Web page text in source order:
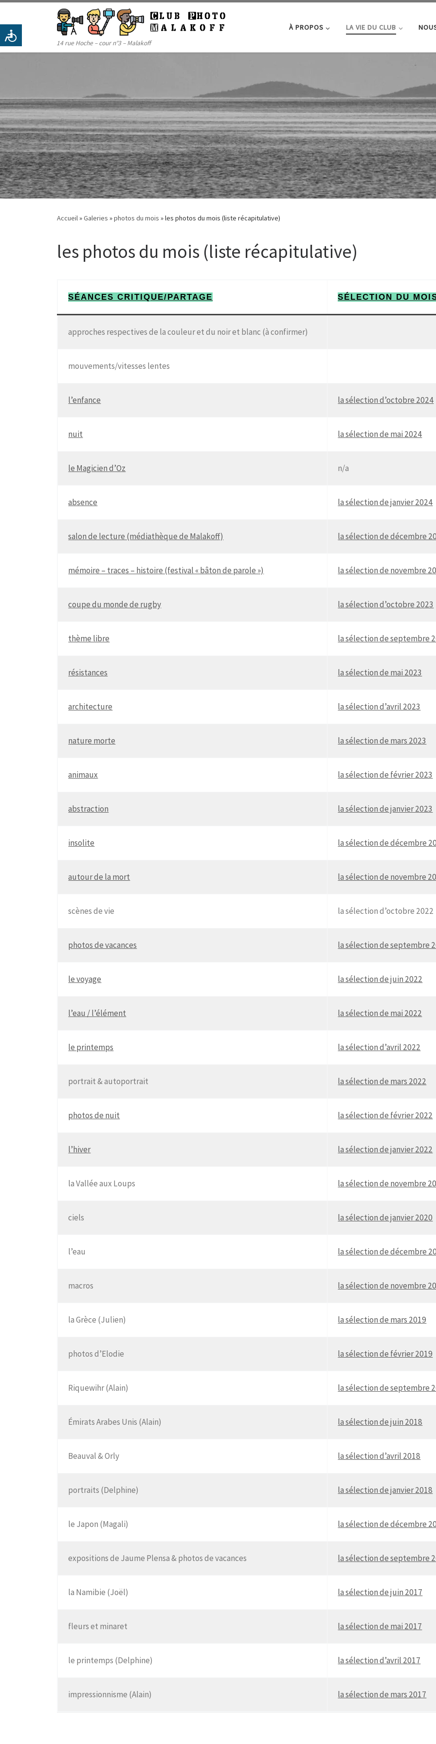
Passer au contenu
14 rue Hoche – cour n°3 – Malakoff
À PROPOS LA VIE DU CLUB
Accueil»Galeries »photos du mois »les photos du mois (liste récapitulative)
les photos du mois (liste récapitulative)
SÉANCES CRITIQUE/PARTAGE SÉLECTION DU
approches respectives de la couleur et du noir et blanc (à confirmer)
mouvements/vitesses lentes
l’enfance la sélection d’octobre 2024
nuit la sélection de mai 2024
le Magicien d’Oz n/a
absence la sélection de janvier 2024
salon de lecture (médiathèque de Malakoff) la sélection de décembre
mémoire – traces – histoire (festival « bâton de parole ») la sélection de novembre
coupe du monde de rugby la sélection d’octobre 2023
thème libre la sélection de septembre
résistances la sélection de mai 2023
architecture la sélection d’avril 2023
nature morte la sélection de mars 2023
animaux la sélection de février 2023
abstraction la sélection de janvier 2023
insolite la sélection de décembre
autour de la mort la sélection de novembre
scènes de vie la sélection d’octobre 2022
photos de vacances la sélection de septembre
le voyage la sélection de juin 2022
l’eau / l’élément la sélection de mai 2022
le printemps la sélection d’avril 2022
portrait & autoportrait la sélection de mars 2022
photos de nuit la sélection de février 2022
l’hiver la sélection de janvier 2022
la Vallée aux Loups la sélection de novembre
ciels la sélection de janvier 2020
l’eau la sélection de décembre
macros la sélection de novembre
la Grèce (Julien) la sélection de mars 2019
photos d’Elodie la sélection de février 2019
Riquewihr (Alain) la sélection de septembre
Émirats Arabes Unis (Alain) la sélection de juin 2018
Beauval & Orly la sélection d’avril 2018
portraits (Delphine) la sélection de janvier 2018
le Japon (Magali) la sélection de décembre
expositions de Jaume Plensa & photos de vacances la sélection de septembre
la Namibie (Joël) la sélection de juin 2017
fleurs et minaret la sélection de mai 2017
le printemps (Delphine) la sélection d’avril 2017
impressionnisme (Alain) la sélection de mars 2017